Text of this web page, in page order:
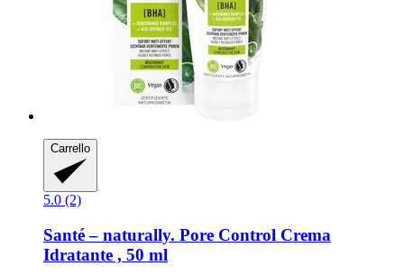
Carrello
5.0 (2)
Santé – naturally. Pore Control Crema
Idratante , 50 ml